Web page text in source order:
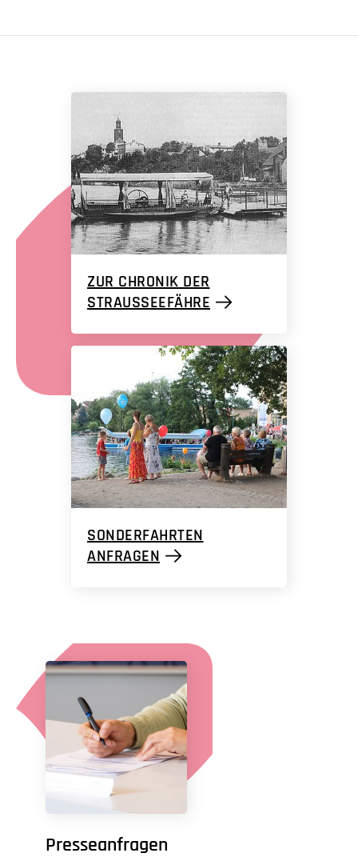
ZUR CHRONIK DER
STRAUSSEEFÄHRE
SONDERFAHRTEN
ANFRAGEN
Presseanfragen